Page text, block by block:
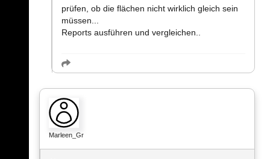
prüfen, ob die flächen nicht wirklich gleich sein
müssen...
Reports ausführen und vergleichen..
Marleen_Gr